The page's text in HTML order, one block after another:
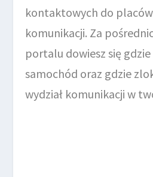
kontaktowych do
komunikacji. Za
portalu dowiesz się
samochód oraz gdzie
wydział komunikacji w